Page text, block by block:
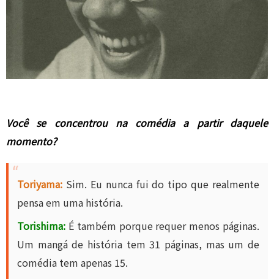
Você se concentrou na comédia a partir daquele
momento?
Toriyama: Sim. Eu nunca fui do tipo que realmente
pensa em uma história.
Torishima: É também porque requer menos páginas.
Um mangá de história tem 31 páginas, mas um de
comédia tem apenas 15.